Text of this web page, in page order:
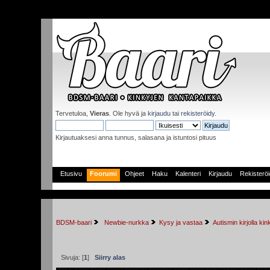
Tervetuloa,Vieras . Ole hyvä jakirjaudu tairekisteröidy.
Kirjautuaksesi anna tunnus, salasana ja istuntosi pituus
Etusivu Foorumi Ohjeet Haku Kalenteri Kirjaudu
BDSM-baari Newbie-nurkka Kysy ja vastaa Autismin kirjolla
Sivuja: [1]Siirry alas